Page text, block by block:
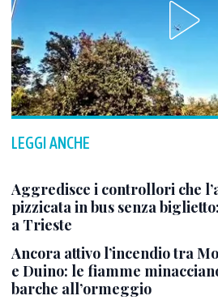
LEGGI ANCHE
Aggredisce i controllori che
pizzicata in bus senza
a Trieste
Ancora attivo l’incendio tra
e Duino: le fiamme
barche all’ormeggio